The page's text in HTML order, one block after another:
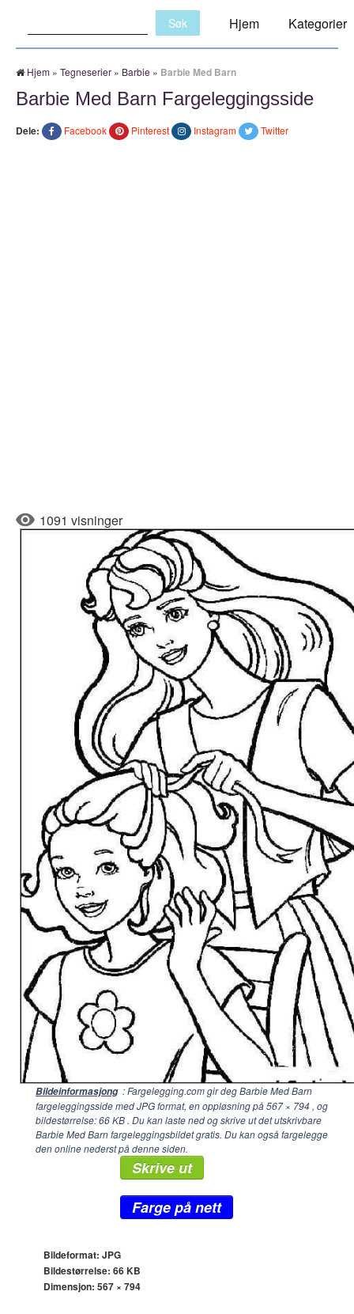
Hjem Kategorier
Hjem » Tegneserier » Barbie » Barbie Med Barn
Barbie Med Barn Fargeleggingsside
Dele: Facebook Pinterest Instagram Twitter
1091 visninger
Bildeinformasjong : Fargelegging.com gir deg Barbie Med Barn
fargeleggingsside med JPG format, en oppløsning på567 × 794 , og
bildestørrelse: 66 KB . Du kan laste ned og skrive ut det utskrivbare
Barbie Med Barn fargeleggingsbildet gratis. Du kan også fargelegge
den online nederst på denne siden.
Skrive ut
Farge på nett
Bildeformat: JPG
Bildestørrelse: 66 KB
Dimensjon: 567 × 794